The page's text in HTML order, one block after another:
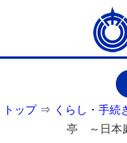
トップ⇒ くらし・手続
亭 ～日本